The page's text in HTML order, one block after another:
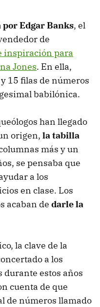
Edgar Banks, el
de
inspiración para
Jones. En ella,
15 filas de números
babilónica.
han llegado
origen, la tabilla
más y un
se pensaba que
a los
en clase. Los
acaban de darle la
la clave de la
a los
durante estos años
cuenta de que
de números llamado